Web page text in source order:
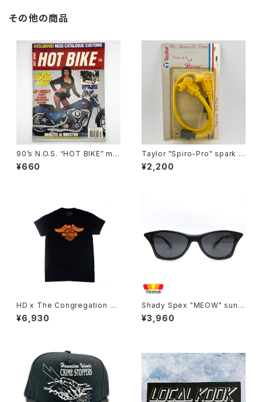
その他の商品
90’s N.O.S. “HOT BIKE” ma
gazine #27-03(Mar.’95 iss
ue)
¥660
Taylor "Spiro-Pro" spark p
lug wires by Sumax #A
¥2,200
HD x The Congregation Sh
ow 2025 Tee - Black
¥6,930
Shady Spex "MEOW" sungl
asses, Black cat
¥3,960